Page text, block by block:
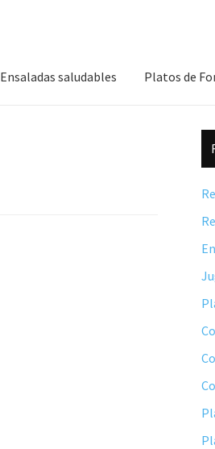
Ensaladas saludables Platos de